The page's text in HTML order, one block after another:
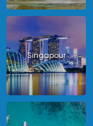
Singapour